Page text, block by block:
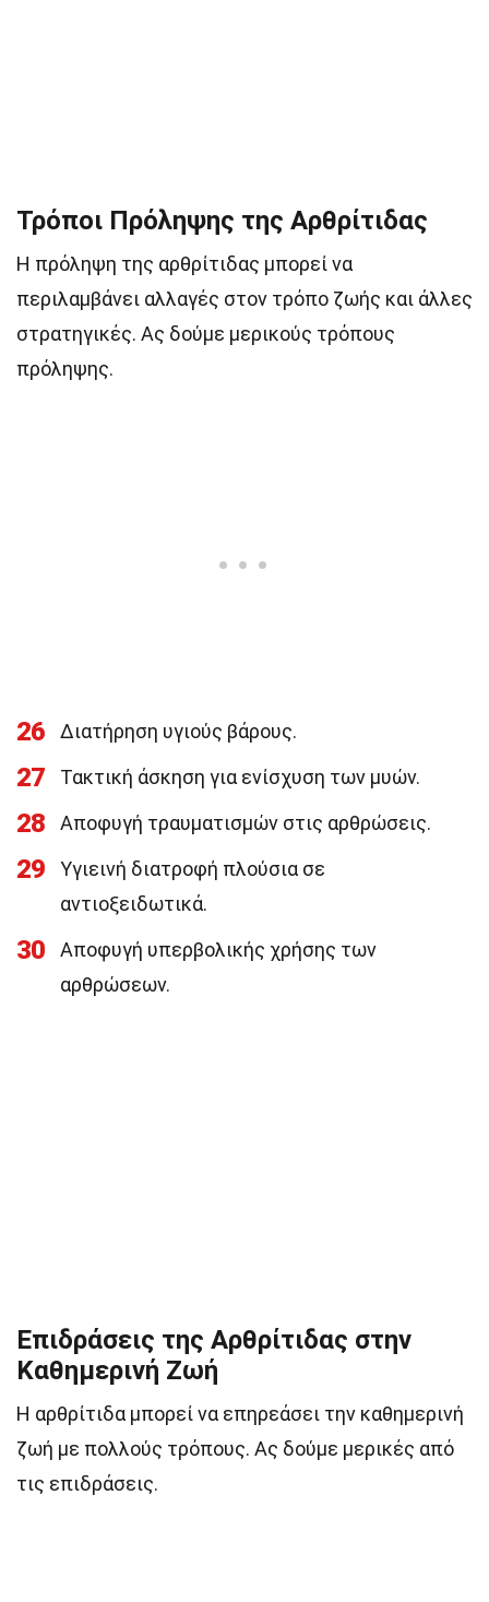
Τρόποι Πρόληψης της Αρθρίτιδας
Η πρόληψη της αρθρίτιδας μπορεί να
περιλαμβάνει αλλαγές στον τρόπο ζωής και άλλες
στρατηγικές. Ας δούμε μερικούς τρόπους
πρόληψης.
26 Διατήρηση υγιούς βάρους.
27 Τακτική άσκηση για ενίσχυση των μυών.
28 Αποφυγή τραυματισμών στις αρθρώσεις.
29
Υγιεινή διατροφή πλούσια σε
αντιοξειδωτικά.
30
Αποφυγή υπερβολικής χρήσης των
αρθρώσεων.
Επιδράσεις της Αρθρίτιδας στην
Καθημερινή Ζωή
Η αρθρίτιδα μπορεί να επηρεάσει την καθημερινή
ζωή με πολλούς τρόπους. Ας δούμε μερικές από
τις επιδράσεις.